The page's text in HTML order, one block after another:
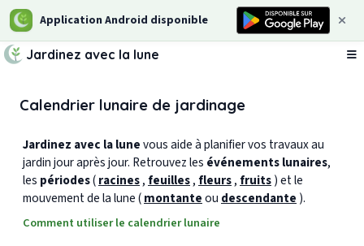
Application Android disponible
Jardinez avec la lune
Calendrier lunaire de jardinage
Jardinez avec la lunevous aide à planifier vos travaux au
jardin jour après jour. Retrouvez les événements lunaires,
les périodes(racines, feuilles, fleurs, fruits) et le
mouvement de la lune (montanteou descendante ).
Comment utiliser le calendrier lunaire